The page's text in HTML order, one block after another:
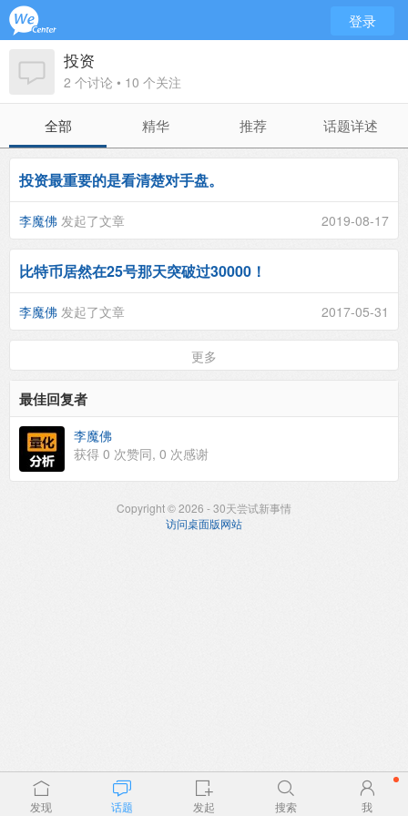
登录
投资
2 个讨论 • 10 个关注
全部 精华 推荐 话题详述
投资最重要的是看清楚对手盘。
李魔佛 发起了文章 2019-08-17
比特币居然在25号那天突破过30000！
李魔佛 发起了文章 2017-05-31
更多
最佳回复者
李魔佛
获得 0 次赞同, 0 次感谢
Copyright © 2026 - 30天尝试新事情
访问桌面版网站
发现 话题 发起 搜索 我